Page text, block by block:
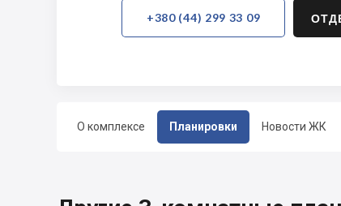
О комплексе Планировки Новости ЖК
+380 (44) 299 33 09